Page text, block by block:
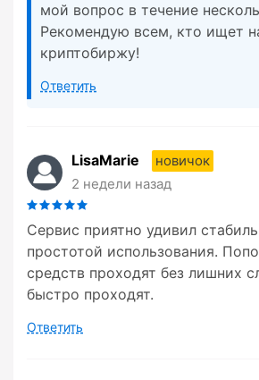
мой вопрос в течение
Рекомендую всем, кто ищет
криптобиржу!
Ответить
LisaMarie
новичок
2 недели назад
Сервис приятно удивил
простотой использования.
средств проходят без лишних
быстро проходят.
Ответить